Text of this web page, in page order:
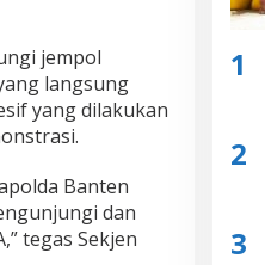
jempol
langsung
yang dilakukan
Banten
dan
tegas Sekjen
1
2
3